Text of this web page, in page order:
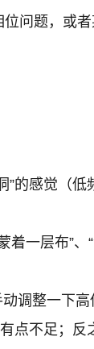
问题，或
”的感觉（
一层布”
调整一下高
不足；反